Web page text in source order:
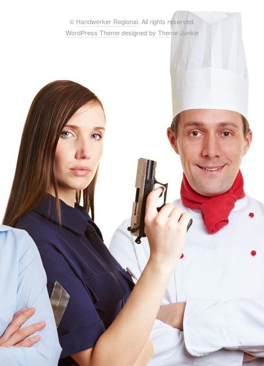
© Handwerker Regional. All rights reserved.
WordPress Themedesigned by Theme Junkie